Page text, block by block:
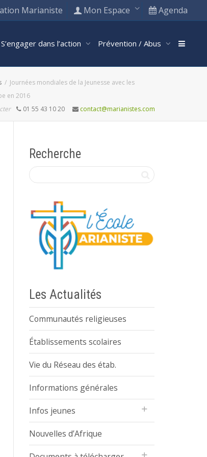
Marianiste Mon Espace Agenda
S’engager dans l’action Prévention / Abus
Journées mondiales de la Jeunesse avec les
en 2016
01 55 43 10 20 contact@marianistes.com
Recherche
Les Actualités
Communautés religieuses
Établissements scolaires
Vie du Réseau des étab.
Informations générales
Infos jeunes
Nouvelles d’Afrique